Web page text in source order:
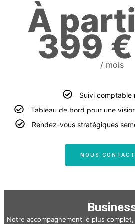
À
399/ mois
Suivi comptable
Tableau de bord pour une
Rendez-vous stratégiques
NOUS
Notre accompagnement le plus